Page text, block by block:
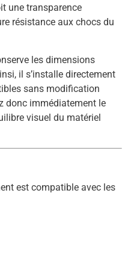
une transparence
résistance aux chocs du
les dimensions
il s’installe directement
sans modification
donc immédiatement le
visuel du matériel
est compatible avec les